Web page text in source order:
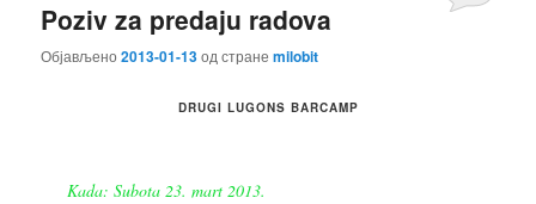
Poziv za predaju radova
Објављено2013-01-13од странеmilobit
DRUGI LUGONS BARCAMP
Kada: Subota 23. mart 2013.